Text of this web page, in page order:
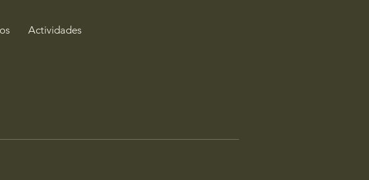
Actividades